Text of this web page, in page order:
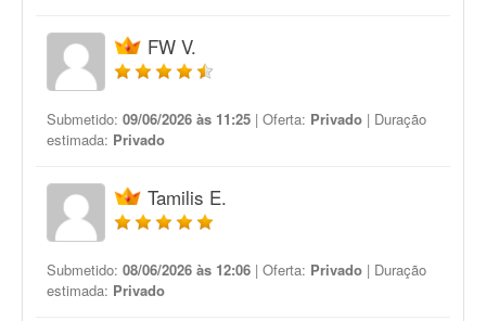
FW V.
Submetido: 09/06/2026 às 11:25 | Oferta: Privado | Duração
estimada: Privado
Tamilis E.
Submetido: 08/06/2026 às 12:06 | Oferta: Privado | Duração
estimada: Privado